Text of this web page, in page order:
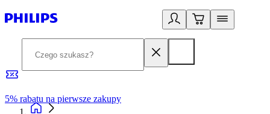
5% rabatu na pierwsze zakupy